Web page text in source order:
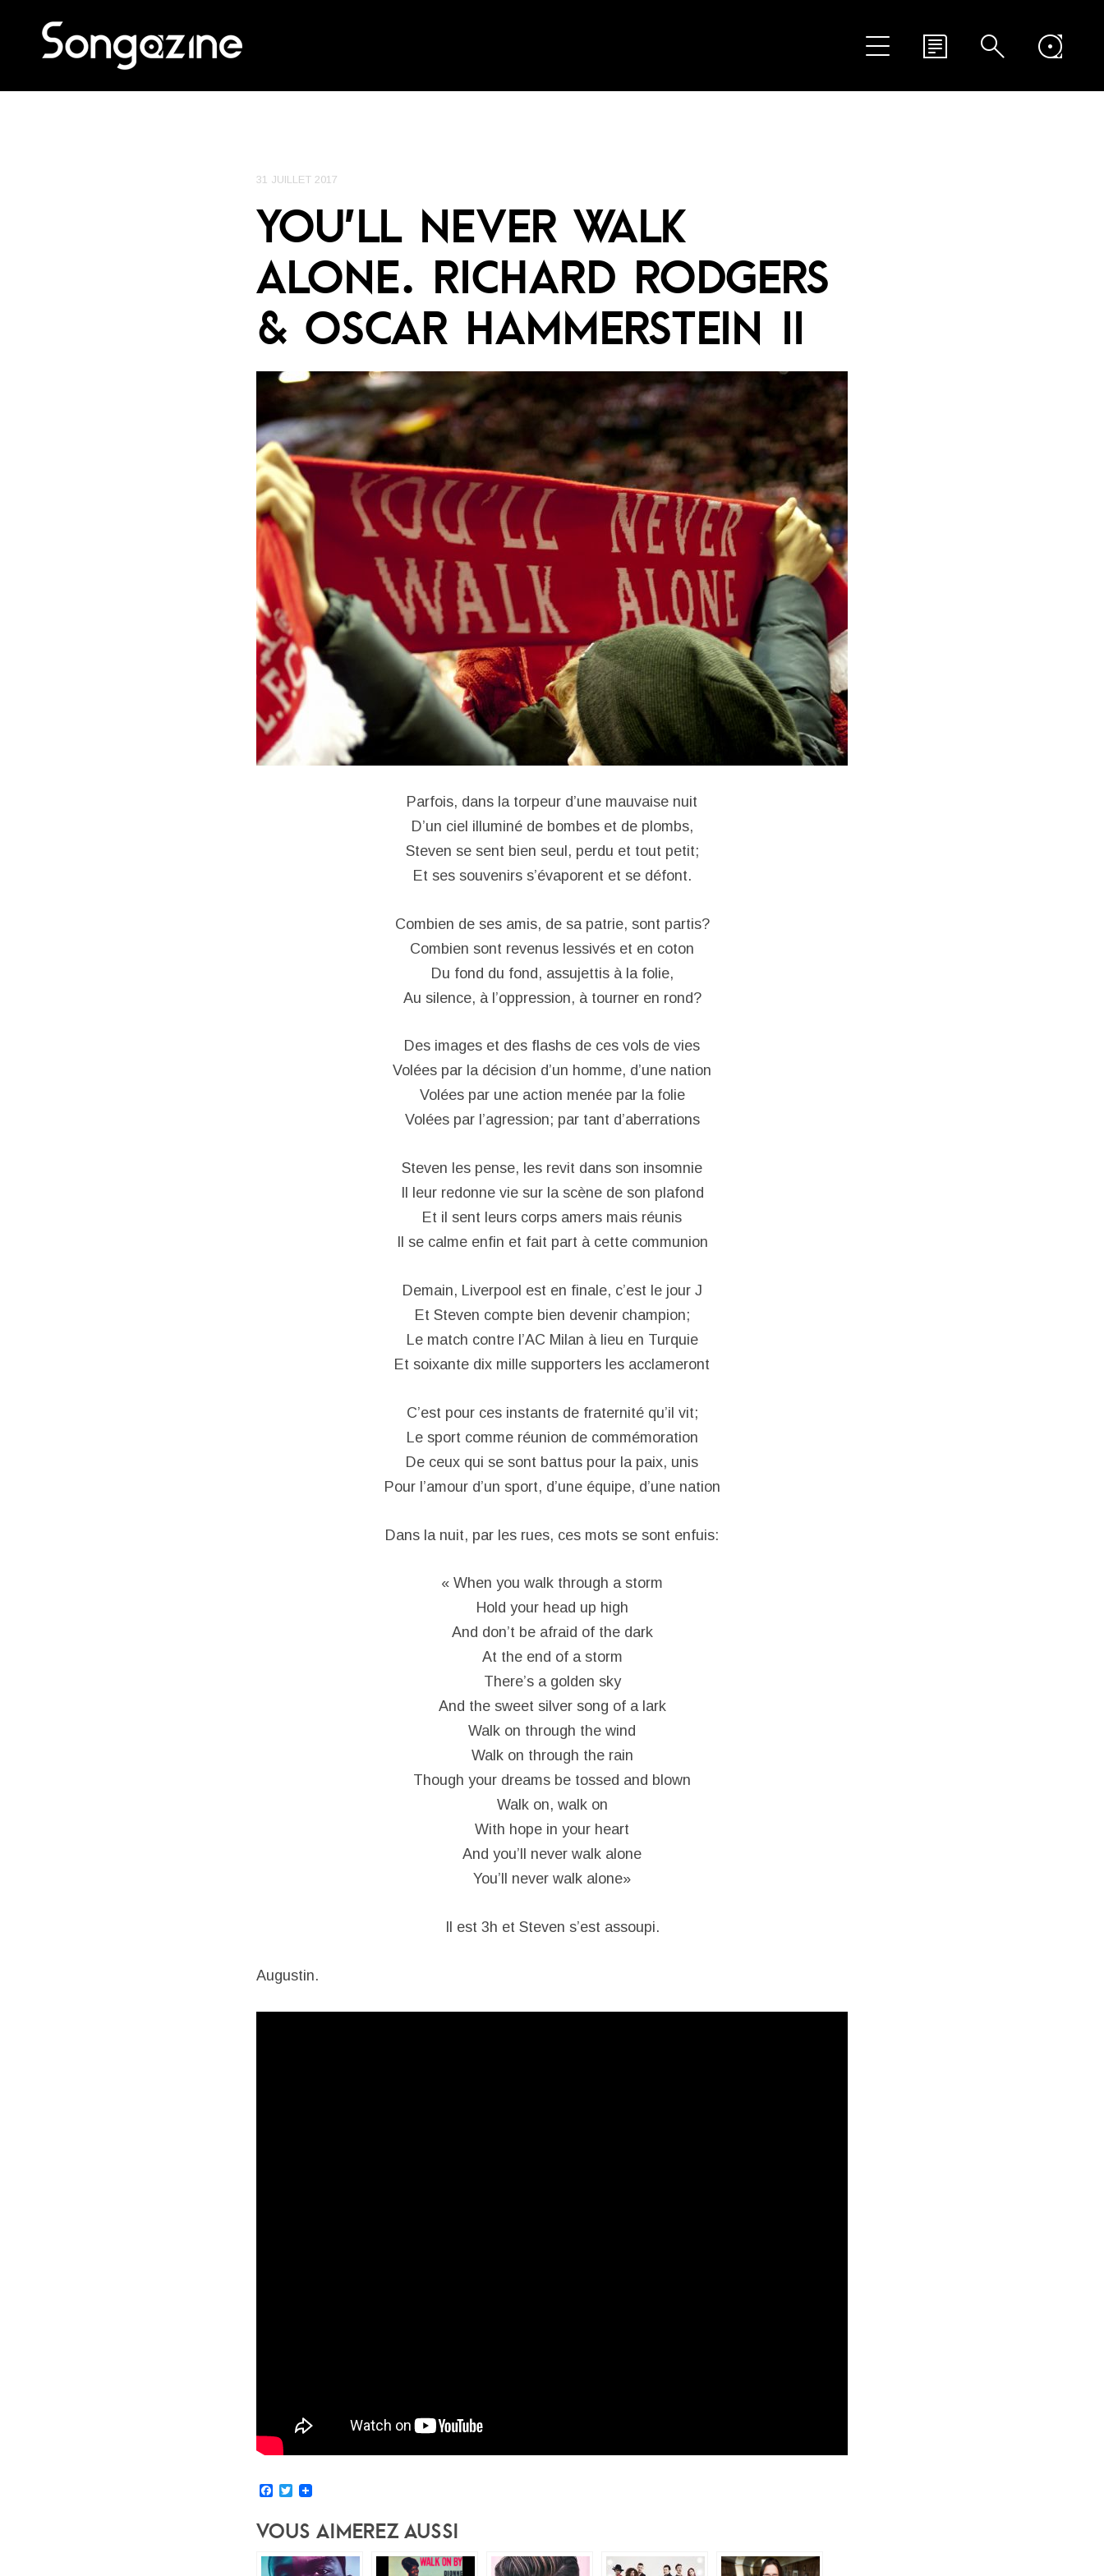
31 JUILLET 2017
YOU’LL NEVER WALK
ALONE. RICHARD RODGERS
& OSCAR HAMMERSTEIN II
Parfois, dans la torpeur d’une mauvaise nuit
D’un ciel illuminé de bombes et de plombs,
Steven se sent bien seul, perdu et tout petit;
Et ses souvenirs s’évaporent et se défont.
Combien de ses amis, de sa patrie, sont partis?
Combien sont revenus lessivés et en coton
Du fond du fond, assujettis à la folie,
Au silence, à l’oppression, à tourner en rond?
Des images et des flashs de ces vols de vies
Volées par la décision d’un homme, d’une nation
Volées par une action menée par la folie
Volées par l’agression; par tant d’aberrations
Steven les pense, les revit dans son insomnie
Il leur redonne vie sur la scène de son plafond
Et il sent leurs corps amers mais réunis
Il se calme enfin et fait part à cette communion
Demain, Liverpool est en finale, c’est le jour J
Et Steven compte bien devenir champion;
Le match contre l’AC Milan à lieu en Turquie
Et soixante dix mille supporters les acclameront
C’est pour ces instants de fraternité qu’il vit;
Le sport comme réunion de commémoration
De ceux qui se sont battus pour la paix, unis
Pour l’amour d’un sport, d’une équipe, d’une nation
Dans la nuit, par les rues, ces mots se sont enfuis:
« When you walk through a storm
Hold your head up high
And don’t be afraid of the dark
At the end of a storm
There’s a golden sky
And the sweet silver song of a lark
Walk on through the wind
Walk on through the rain
Though your dreams be tossed and blown
Walk on, walk on
With hope in your heart
And you’ll never walk alone
You’ll never walk alone»
Il est 3h et Steven s’est assoupi.
Augustin.
Facebook
Twitter
Vous Aimerez Aussi